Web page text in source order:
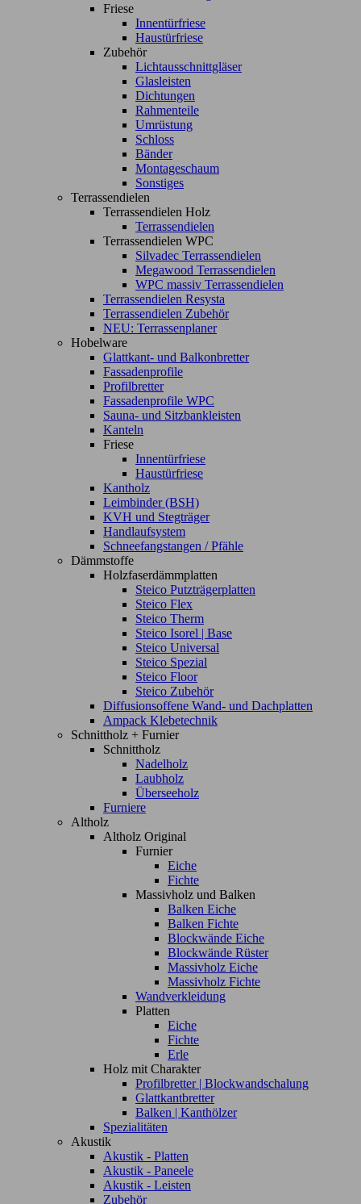
Friese
Innentürfriese
Haustürfriese
Zubehör
Lichtausschnittgläser
Glasleisten
Dichtungen
Rahmenteile
Umrüstung
Schloss
Bänder
Montageschaum
Sonstiges
Terrassendielen
Terrassendielen Holz
Terrassendielen
Terrassendielen WPC
Silvadec Terrassendielen
Megawood Terrassendielen
WPC massiv Terrassendielen
Terrassendielen Resysta
Terrassendielen Zubehör
NEU: Terrassenplaner
Hobelware
Glattkant- und Balkonbretter
Fassadenprofile
Profilbretter
Fassadenprofile WPC
Sauna- und Sitzbankleisten
Kanteln
Friese
Innentürfriese
Haustürfriese
Kantholz
Leimbinder (BSH)
KVH und Stegträger
Handlaufsystem
Schneefangstangen / Pfähle
Dämmstoffe
Holzfaserdämmplatten
Steico Putzträgerplatten
Steico Flex
Steico Therm
Steico Isorel | Base
Steico Universal
Steico Spezial
Steico Floor
Steico Zubehör
Diffusionsoffene Wand- und Dachplatten
Ampack Klebetechnik
Schnittholz + Furnier
Schnittholz
Nadelholz
Laubholz
Überseeholz
Furniere
Altholz
Altholz Original
Furnier
Eiche
Fichte
Massivholz und Balken
Balken Eiche
Balken Fichte
Blockwände Eiche
Blockwände Rüster
Massivholz Eiche
Massivholz Fichte
Wandverkleidung
Platten
Eiche
Fichte
Erle
Holz mit Charakter
Profilbretter | Blockwandschalung
Glattkantbretter
Balken | Kanthölzer
Spezialitäten
Akustik
Akustik - Platten
Akustik - Paneele
Akustik - Leisten
Zubehör